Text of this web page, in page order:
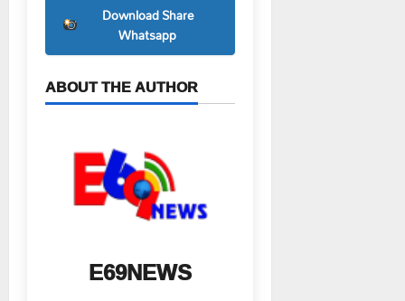
Download Share
Whatsapp
ABOUT THE AUTHOR
E69NEWS